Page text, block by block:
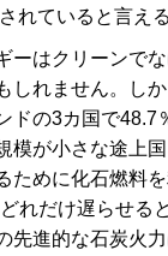
れていると言え
ーはクリーンで
しれません。し
ドの3カ国で48.7
模が小さな途上
ために化石燃料
れだけ遅らせる
先進的な石炭火